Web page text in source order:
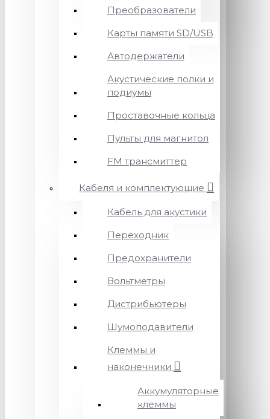
Преобразователи
Карты памяти SD/USB
Автодержатели
Акустические полки и
подиумы
Проставочные кольца
Пульты для магнитол
FM трансмиттер
Кабеля и комплектующие
Кабель для акустики
Переходник
Предохранители
Вольтметры
Дистрибьютеры
Шумоподавители
Клеммы и
наконечники
Аккумуляторные
клеммы